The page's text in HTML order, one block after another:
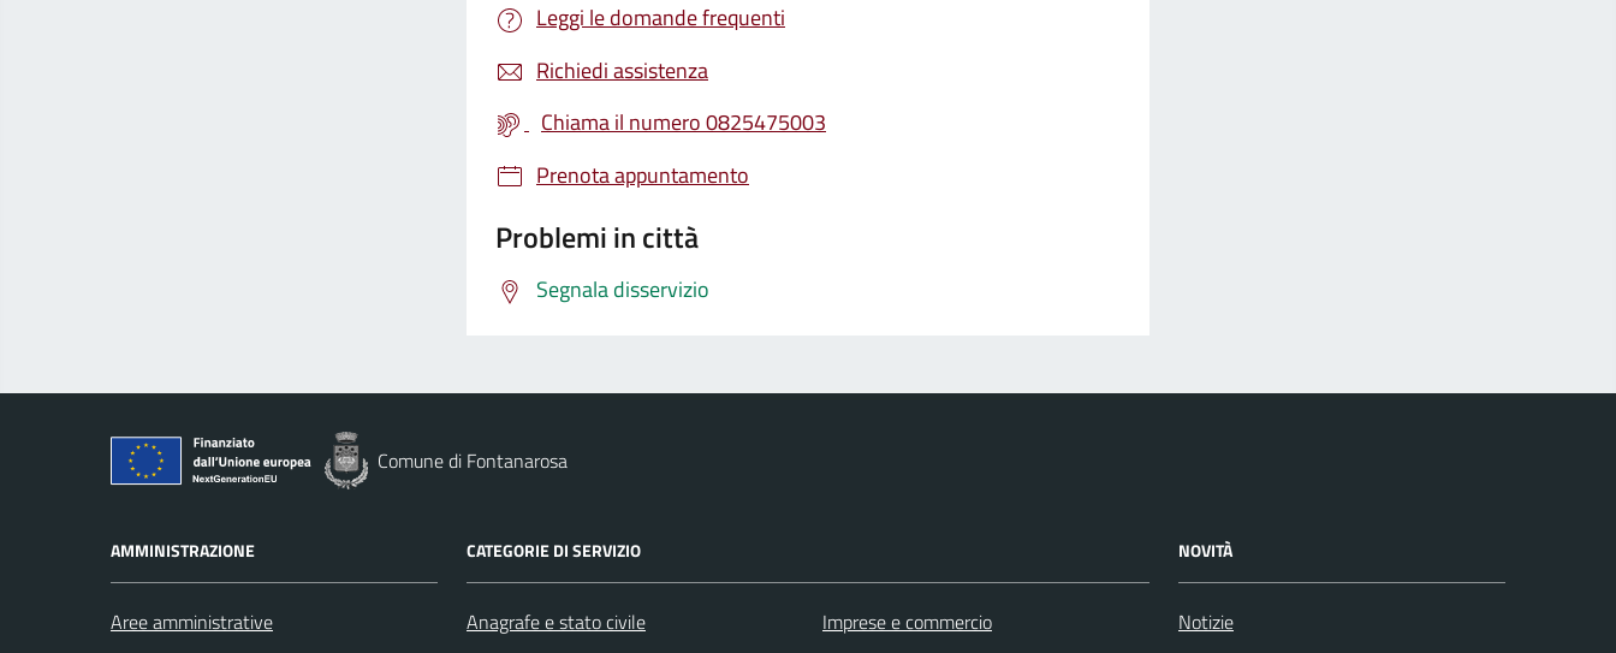
Leggi le domande frequenti
Richiedi assistenza
Chiama il numero 0825475003
Prenota appuntamento
Problemi in città
Segnala disservizio
Comune di Fontanarosa
AMMINISTRAZIONE
Aree amministrative
CATEGORIE DI SERVIZIO
Anagrafe e stato civile
Imprese e commercio
NOVITÀ
Notizie